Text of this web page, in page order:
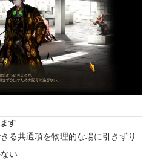
す
る共通項を物理的な場に引きずり
い